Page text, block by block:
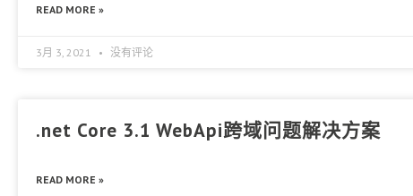
READ MORE »
3月 3, 2021 没有评论
.net Core 3.1 WebApi跨域问题解决方案
READ MORE »